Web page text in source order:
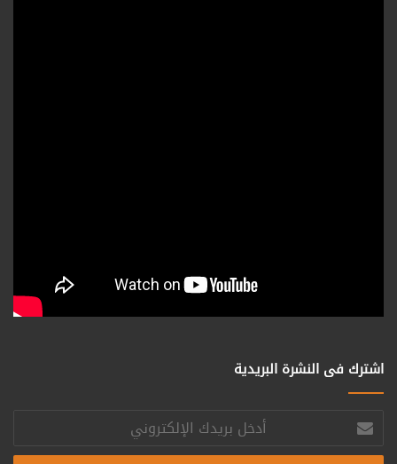
اشترك فى النشرة البريدية
أدخل
بريدك
الإلكتروني